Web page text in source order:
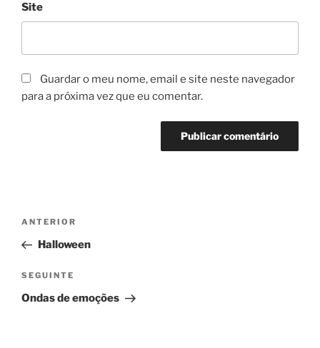
Site
Guardar o meu nome, email e site neste navegador
para a próxima vez que eu comentar.
Navegação
artigos
Conteúdo
anterior
ANTERIOR
Halloween
Conteúdo
seguinte
SEGUINTE
Ondas de emoções